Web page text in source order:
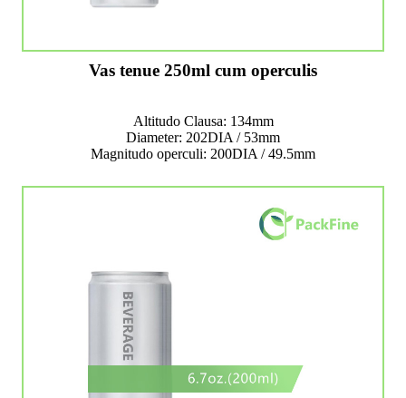
Vas tenue 250ml cum operculis
Altitudo Clausa: 134mm
Diameter: 202DIA / 53mm
Magnitudo operculi: 200DIA / 49.5mm